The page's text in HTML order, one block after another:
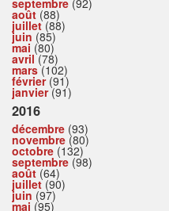
septembre (92)
août (88)
juillet(88)
juin (85)
mai (80)
avril(78)
mars(102)
février(91)
janvier(91)
2016
décembre (93)
novembre (80)
octobre (132)
septembre (98)
août (64)
juillet(90)
juin (97)
mai (95)